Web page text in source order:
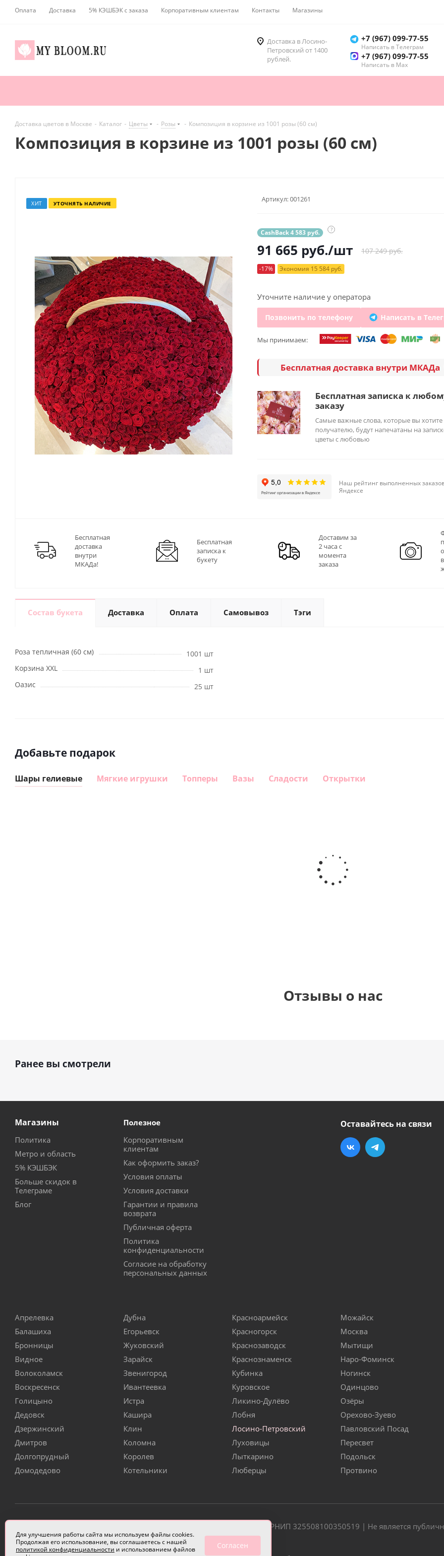
Оплата Доставка 5% КЭШБЭК с заказа Корпоративным клиентам Контакты Магазины
Доставка в Лосино-
Петровский от 1400
рублей.
+7 (967) 099-77-55
Написать в Телеграм
+7 (967) 099-77-55
Написать в Мах
Доставка цветов в Москве - Каталог - Цветы - Розы - Композиция в корзине из 1001 розы (60 см)
Композиция в корзине из 1001 розы (60 см)
ХИТ УТОЧНЯТЬ НАЛИЧИЕ
Артикул:001261
CashBack 4 583 руб. ?
91 665 руб./шт 107 249 руб.
-17% Экономия 15 584 руб.
Уточните наличие у оператора
Позвонить по телефону Написать в
Мы принимаем:
Бесплатная доставка внутри МКАДа
Бесплатная записка к
заказу
Самые важные слова, которые вы хотите
получателю, будут напечатаны на
цветы с любовью
Наш рейтинг выполненных
Яндексе
Бесплатная
доставка
внутри
МКАДа!
Бесплатная
записка к
букету
Доставим за
2 часа с
момента
заказа
Состав букета Доставка Оплата Самовывоз Тэги
Роза тепличная (60 см)
1001 шт
Корзина XXL
1 шт
Оазис
25 шт
Добавьте подарок
Шары гелиевые Мягкие игрушки Топперы Вазы Сладости Открытки
Самая
самая
Отзывы о нас
Ранее вы смотрели
Магазины
Политика
Метро и область
5% КЭШБЭК
Больше скидок в
Телеграме
Блог
Полезное
Корпоративным
клиентам
Как оформить заказ?
Условия оплаты
Условия доставки
Гарантии и правила
возврата
Публичная оферта
Политика
конфиденциальности
Согласие на обработку
персональных данных
Оставайтесь на связи
Апрелевка
Балашиха
Бронницы
Видное
Волоколамск
Воскресенск
Голицыно
Дедовск
Дзержинский
Дмитров
Долгопрудный
Домодедово
Дубна
Егорьевск
Жуковский
Зарайск
Звенигород
Ивантеевка
Истра
Кашира
Клин
Коломна
Королев
Котельники
Красноармейск
Красногорск
Краснозаводск
Краснознаменск
Кубинка
Куровское
Ликино-Дулёво
Лобня
Лосино-Петровский
Луховицы
Лыткарино
Люберцы
Можайск
Москва
Мытищи
Наро-Фоминск
Ногинск
Одинцово
Озёры
Орехово-Зуево
Павловский Посад
Пересвет
Подольск
Протвино
ИП Чулкова Анастасия Александровна ИНН 331405822720 | ОГРН/ОГРНИП 325508100350519 | Не является
Для улучшения работы сайта мы используем файлы cookies.
Продолжая его использование, вы соглашаетесь с нашей
политикой конфиденциальности и использованием файлов
Согласен